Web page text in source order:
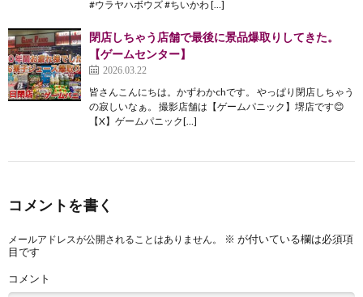
#ウラヤハボウズ #ちいかわ […]
閉店しちゃう店舗で最後に景品爆取りしてきた。
【ゲームセンター】
2026.03.22
皆さんこんにちは。かずわかchです。 やっぱり閉店しちゃう
の寂しいなぁ。 撮影店舗は【ゲームパニック】堺店です😊
【X】ゲームパニック[…]
コメントを書く
メールアドレスが公開されることはありません。 ※ が付いている欄は必須項
目です
コメント